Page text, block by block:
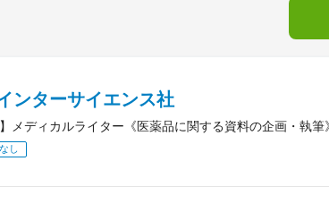
ンターサイエンス社
】メディカルライター《医薬品に関する資料の企画・執
し